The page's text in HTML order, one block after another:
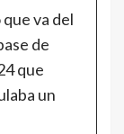
va del
de
que
un